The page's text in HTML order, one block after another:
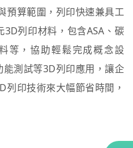
預算範圍，列印快速兼具工
列印材料，包含ASA、碳
等，協助輕鬆完成概念設
測試等3D列印應用，讓企
列印技術來大幅節省時間，